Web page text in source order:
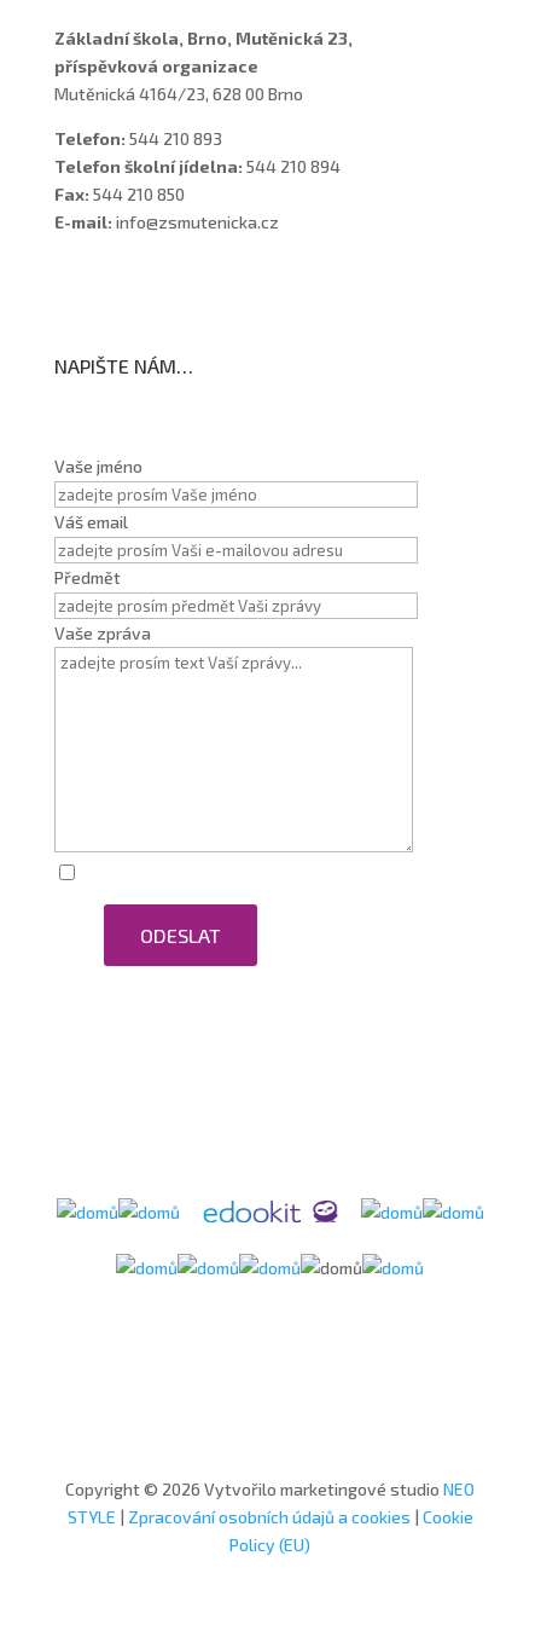
Základní škola, Brno, Mutěnická 23,
příspěvková organizace
Mutěnická 4164/23, 628 00 Brno
Telefon: 544 210 893
Telefon školní jídelna: 544 210 894
Fax: 544 210 850
E-mail: info@zsmutenicka.cz
NAPIŠTE NÁM…
Vaše jméno
Váš email
Předmět
Vaše zpráva
ODESLAT
Copyright © 2026 Vytvořilo marketingové studioNEO
STYLE | Zpracování osobních údajů a cookies | Cookie
Policy (EU)